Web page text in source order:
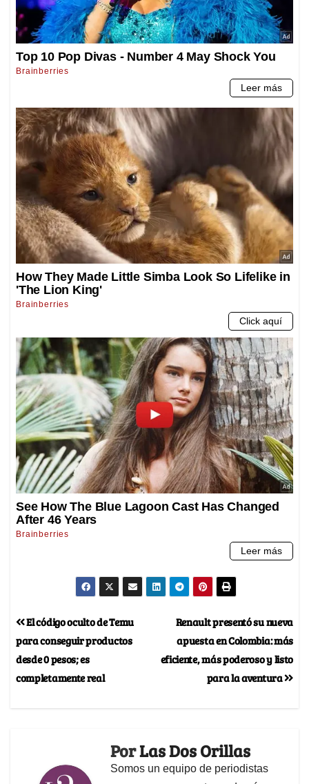
Renault presentó su nueva
apuesta en Colombia: más
eficiente, más poderoso y listo
para la aventura
El código oculto de Temu
para conseguir productos
desde 0 pesos; es
completamente real
PorLas Dos Orillas
Somos un equipo de periodistas